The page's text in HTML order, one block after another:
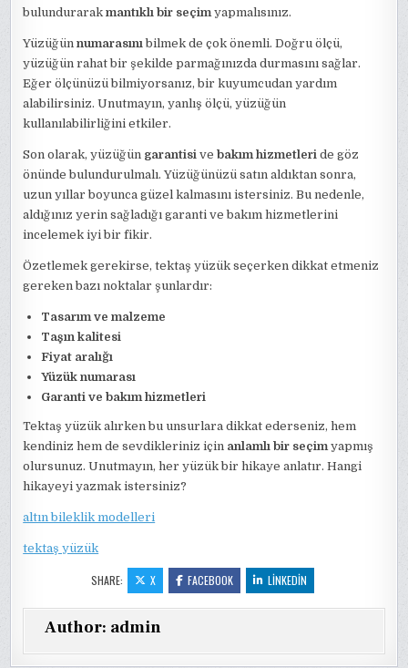
bulundurarakmantıklı bir seçimyapmalısınız.
Yüzüğünnumarasınıbilmek de çok önemli. Doğru ölçü,
yüzüğün rahat bir şekilde parmağınızda durmasını sağlar.
Eğer ölçünüzü bilmiyorsanız, bir kuyumcudan yardım
alabilirsiniz. Unutmayın, yanlış ölçü, yüzüğün
kullanılabilirliğini etkiler.
Son olarak, yüzüğün garantisi vebakım hizmetleri de göz
önünde bulundurulmalı. Yüzüğünüzü satın aldıktan sonra,
uzun yıllar boyunca güzel kalmasını istersiniz. Bu nedenle,
aldığınız yerin sağladığı garanti ve bakım hizmetlerini
incelemek iyi bir fikir.
Özetlemek gerekirse, tektaş yüzük seçerken dikkat etmeniz
gereken bazı noktalar şunlardır:
Tasarım ve malzeme
Taşın kalitesi
Fiyat aralığı
Yüzük numarası
Garanti ve bakım hizmetleri
Tektaş yüzük alırken bu unsurlara dikkat ederseniz, hem
kendiniz hem de sevdikleriniz için anlamlı bir seçimyapmış
olursunuz. Unutmayın, her yüzük bir hikaye anlatır. Hangi
hikayeyi yazmak istersiniz?
altın bileklik modelleri
tektaş yüzük
SHARE: X FACEBOOK LINKEDIN
Author: admin